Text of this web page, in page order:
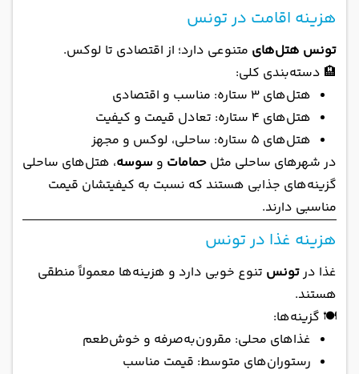
هزینه اقامت در تونس
تونس هتل‌های متنوعی دارد؛ از اقتصادی تا لوکس.
🏨 دسته‌بندی کلی:
هتل‌های 3 ستاره: مناسب و اقتصادی
هتل‌های 4 ستاره: تعادل قیمت و کیفیت
هتل‌های 5 ستاره: ساحلی، لوکس و مجهز
در شهرهای ساحلی مثل حمامات و سوسه، هتل‌های ساحلی
گزینه‌های جذابی هستند که نسبت به کیفیتشان قیمت
مناسبی دارند.
هزینه غذا در تونس
غذا درتونس تنوع خوبی دارد و هزینه‌ها معمولاً منطقی
هستند.
🍽️ گزینه‌ها:
غذاهای محلی: مقرون‌به‌صرفه و خوش‌طعم
رستوران‌های متوسط: قیمت مناسب